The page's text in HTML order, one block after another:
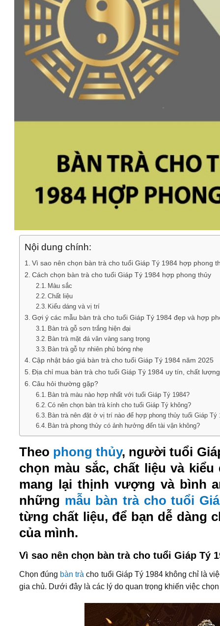
Nội dung chính:
Vì sao nên chọn bàn trà cho tuổi Giáp Tý 1984 hợp phong
Cách chọn bàn trà cho tuổi Giáp Tý 1984 hợp phong thủy
Màu sắc
Chất liệu
Kiểu dáng và vị trí
Gợi ý các mẫu bàn trà cho tuổi Giáp Tý 1984 đẹp và hợp
Bàn trà gỗ sơn trắng hiện đại
Bàn trà mặt đá vân vàng sang trọng
Bàn trà gỗ tự nhiên phủ bóng nhẹ
Cập nhật báo giá bàn trà cho tuổi Giáp Tý 1984 năm 2025
Địa chỉ mua bàn trà cho tuổi Giáp Tý 1984 uy tín, chất lượng
Câu hỏi thường gặp?
Bàn trà màu nào hợp nhất với tuổi Giáp Tý 1984?
Có nên chọn bàn trà kính cho tuổi Giáp Tý không?
Bàn trà nên đặt ở vị trí nào để hợp phong thủy tuổi Giáp Tý
Bàn trà phong thủy có ảnh hưởng đến tài vận không?
Theo phong thủy, người tuổi
chọn màu sắc, chất liệu và
mang lại thịnh vượng và bình
những mẫu bàn trà cho tuổi
từng chất liệu, để bạn dễ dàng
của mình.
Vì sao nên chọn bàn trà cho tuổi Giáp Tý
Chọn đúng bàn trà cho tuổi Giáp Tý 1984 không chỉ là
gia chủ. Dưới đây là các lý do quan trọng khiến việc